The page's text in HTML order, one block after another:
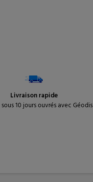
Livraison rapide
10 jours ouvrés avec Géodis